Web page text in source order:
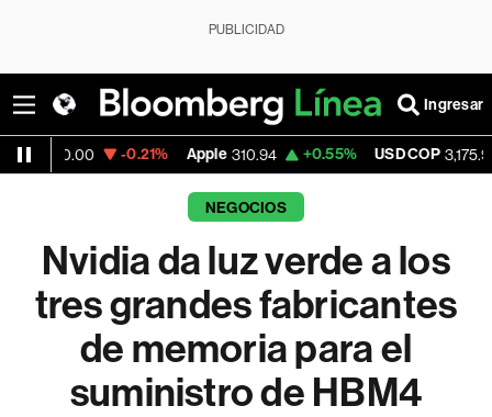
PUBLICIDAD
Ingresar
-0.21% Apple 310.94 +0.55% USD COP 3,175.95 -
NEGOCIOS
Nvidia da luz verde a los
tres grandes fabricantes
de memoria para el
suministro de HBM4